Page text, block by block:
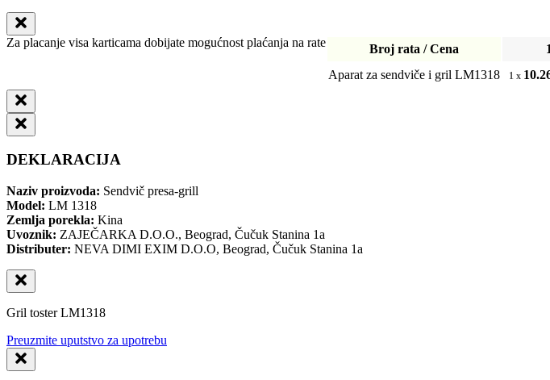
Za placanje visa karticama dobijate mogućnost plaćanja na rate Broj rata / Cena 1
Aparat za sendviče i gril LM1318
1 x
DEKLARACIJA
Naziv proizvoda: Sendvič presa-grill
Model: LM 1318
Zemlja porekla: Kina
Uvoznik: ZAJEČARKA D.O.O., Beograd, Čučuk Stanina 1a
Distributer: NEVA DIMI EXIM D.O.O, Beograd, Čučuk Stanina 1a
Gril toster LM1318
Preuzmite uputstvo za upotrebu